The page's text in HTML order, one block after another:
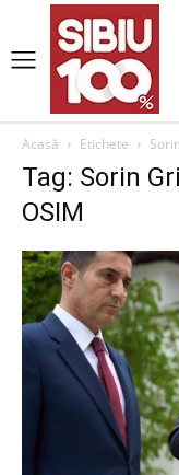
Acasă Etichete
Tag: Sorin
OSIM